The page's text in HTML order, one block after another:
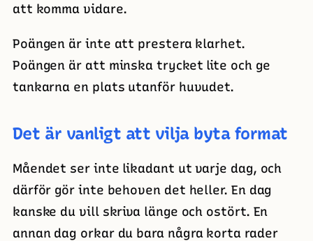
att komma vidare.
Poängen är inte att prestera klarhet.
Poängen är att minska trycket lite och ge
tankarna en plats utanför huvudet.
Det är vanligt att vilja byta format
Måendet ser inte likadant ut varje dag, och
därför gör inte behoven det heller. En dag
kanske du vill skriva länge och ostört. En
annan dag orkar du bara några korta rader